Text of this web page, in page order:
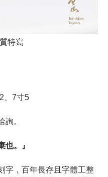
特寫
、7寸5
。
也。』
字，百年長存且字體工整